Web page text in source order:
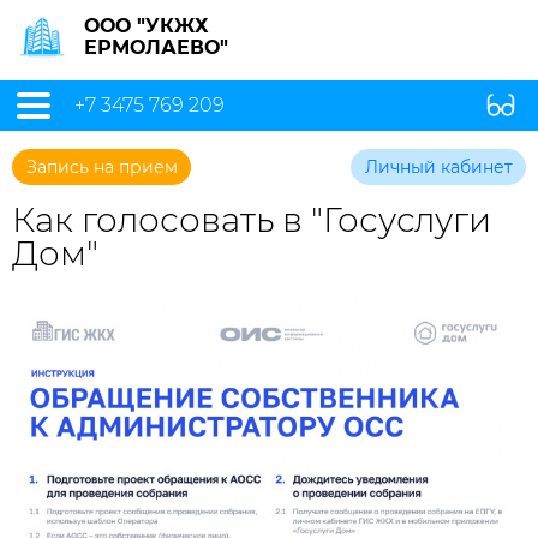
ООО "УКЖХ
ЕРМОЛАЕВО"
+7 3475 769 209
Запись на прием Личный кабинет
Как голосовать в "Госуслуги
Дом"